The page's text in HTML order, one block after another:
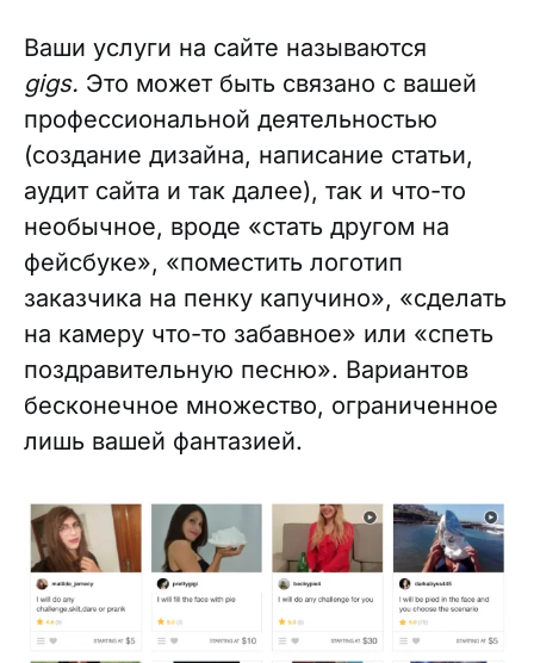
Ваши услуги на сайте называются
gigs. Это может быть связано с вашей
профессиональной деятельностью
(создание дизайна, написание статьи,
аудит сайта и так далее), так и что-то
необычное, вроде «стать другом на
фейсбуке», «поместить логотип
заказчика на пенку капучино», «сделать
на камеру что-то забавное» или «спеть
поздравительную песню». Вариантов
бесконечное множество, ограниченное
лишь вашей фантазией.